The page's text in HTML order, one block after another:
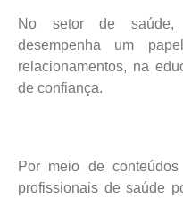
No setor de saúde,
desempenha um
relacionamentos, na
de confiança.
Por meio de
profissionais de saúde